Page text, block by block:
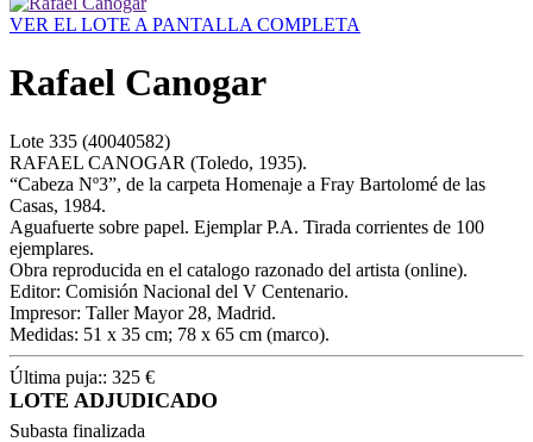
VER EL LOTE A PANTALLA COMPLETA
Rafael Canogar
Lote 335 (40040582)
RAFAEL CANOGAR (Toledo, 1935).
“Cabeza Nº3”, de la carpeta Homenaje a Fray Bartolomé de las
Casas, 1984.
Aguafuerte sobre papel. Ejemplar P.A. Tirada corrientes de 100
ejemplares.
Obra reproducida en el catalogo razonado del artista (online).
Editor: Comisión Nacional del V Centenario.
Impresor: Taller Mayor 28, Madrid.
Medidas: 51 x 35 cm; 78 x 65 cm (marco).
Última puja:: 325 €
LOTE ADJUDICADO
Subasta finalizada